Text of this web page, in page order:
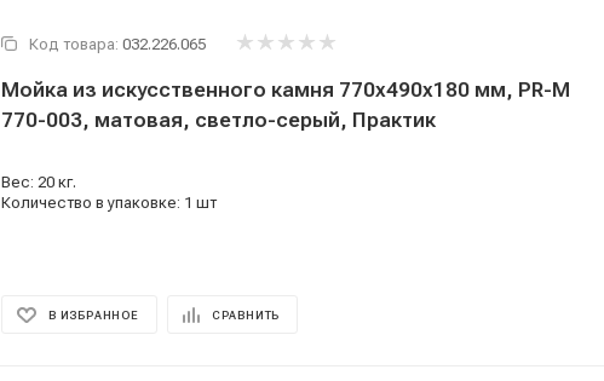
Код товара: 032.226.065
Мойка из искусственного камня 770x490x180 мм, PR-M
770-003, матовая, светло-серый, Практик
Вес: 20 кг.
Количество в упаковке: 1 шт
В ИЗБРАННОЕ СРАВНИТЬ